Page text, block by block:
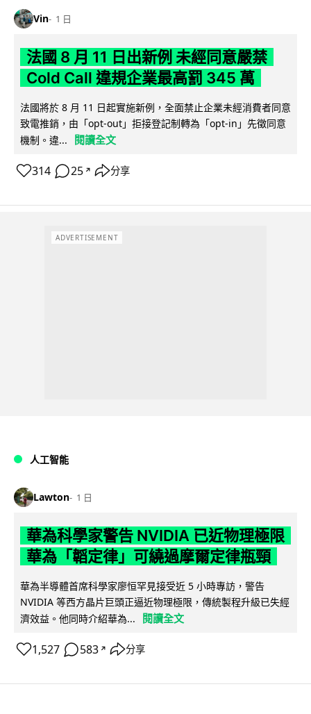
Vin 1 日
法國 8 月 11 日出新例 未經同意嚴禁
Cold Call 違規企業最高罰 345 萬
法國將於 8 月 11 日起實施新例，全面禁止企業未經消費者同意
致電推銷，由「opt-out」拒接登記制轉為「opt-in」先徵同意
機制。違...
閱讀全文
314 25 ↗ 分享
ADVERTISEMENT
人工智能
Lawton 1 日
華為科學家警告 NVIDIA 已近物理極限
華為「韜定律」可繞過摩爾定律瓶頸
華為半導體首席科學家廖恒罕見接受近 5 小時專訪，警告
NVIDIA 等西方晶片巨頭正逼近物理極限，傳統製程升級已失經
濟效益。他同時介紹華為...
閱讀全文
1,527 583 ↗ 分享